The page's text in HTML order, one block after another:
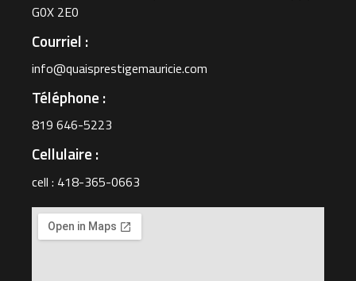
G0X 2E0
Courriel :
info@quaisprestigemauricie.com
Téléphone :
819 646-5223
Cellulaire :
cell : 418-365-0663